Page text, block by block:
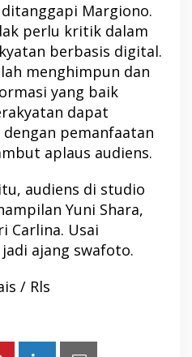
Margiono.
perlu kritik dalam
berbasis digital.
menghimpun dan
yang baik
dapat
pemanfaatan
aplaus audiens.
audiens di studio
Yuni Shara,
Carlina. Usai
ajang swafoto.
/ Rls